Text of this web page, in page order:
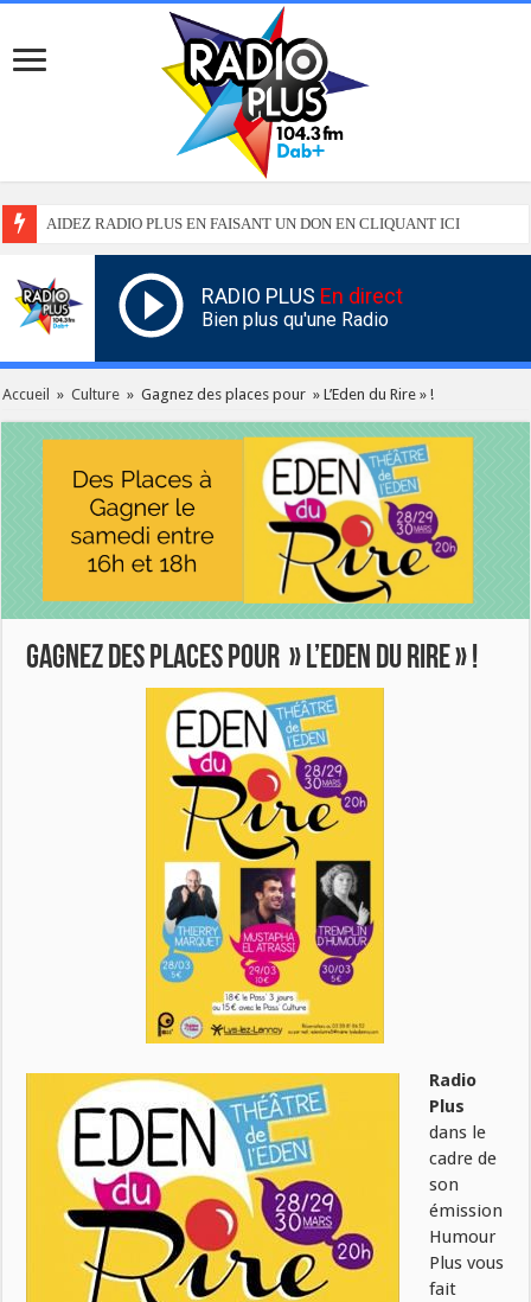
AIDEZ RADIO PLUS EN FAISANT UN DON EN CLIQUANT ICI
RADIO PLUS En direct
Bien plus qu'une Radio
Accueil » Culture » Gagnez des places pour » L’Eden du Rire » !
Gagnez des places pour » L’Eden du Rire » !
Radio
Plus
dans le
cadre de
son
émission
Humour
Plus vous
fait